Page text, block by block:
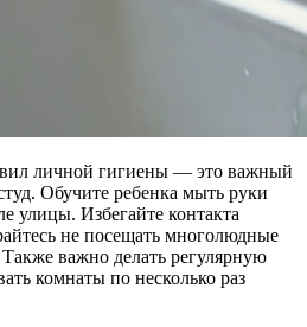
личной гигиены — это важный
Обучите ребенка мыть руки
улицы. Избегайте контакта
не посещать многолюдные
важно делать регулярную
комнаты по несколько раз